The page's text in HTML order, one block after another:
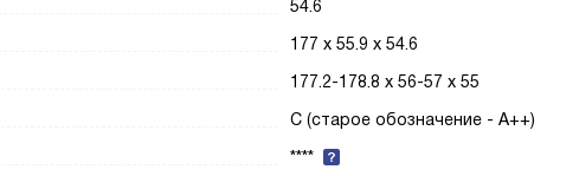
54.6
177 х 55.9 х 54.6
177.2-178.8 х 56-57 х 55
C (старое обозначение - A++)
****